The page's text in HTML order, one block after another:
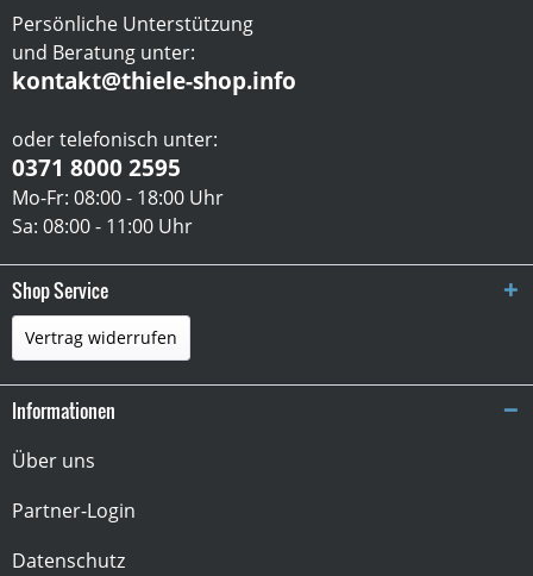
Persönliche Unterstützung
und Beratung unter:
kontakt@thiele-shop.info
oder telefonisch unter:
0371 8000 2595
Mo-Fr: 08:00 - 18:00 Uhr
Sa: 08:00 - 11:00 Uhr
Shop Service
Vertrag widerrufen
Informationen
Über uns
Partner-Login
Datenschutz